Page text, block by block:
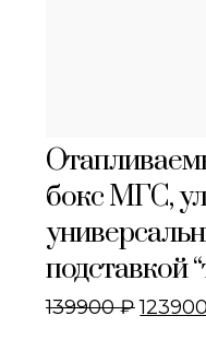
бокс МГС,
подставкой
139900₽